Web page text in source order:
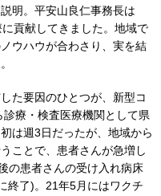
明。平安山良仁事務長は
貢献してきました。地域で
ウハウが合わさり、実を結
た要因のひとつが、新型コ
療・検査医療機関として県
は週3日だったが、地域から
ことで、患者さんが急増し
の患者さんの受け入れ病床
終了)。21年5月にはワクチ